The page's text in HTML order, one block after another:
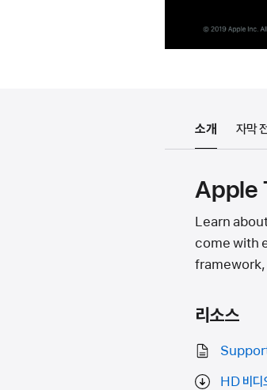
소개 자막
Apple
Learn
come with
framework,
리소스
HD 비디